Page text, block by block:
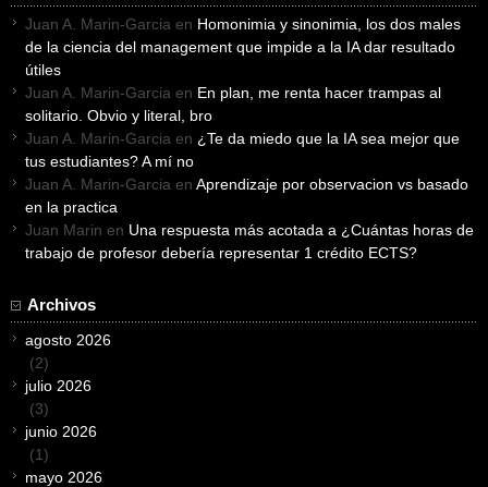
Juan A. Marin-Garcia en Homonimia y sinonimia, los dos males
de la ciencia del management que impide a la IA dar resultado
útiles
Juan A. Marin-Garcia en En plan, me renta hacer trampas al
solitario. Obvio y literal, bro
Juan A. Marin-Garcia en ¿Te da miedo que la IA sea mejor que
tus estudiantes? A mí no
Juan A. Marin-Garcia en Aprendizaje por observacion vs basado
en la practica
Juan Marin en Una respuesta más acotada a ¿Cuántas horas de
trabajo de profesor debería representar 1 crédito ECTS?
Archivos
agosto 2026
(2)
julio 2026
(3)
junio 2026
(1)
mayo 2026